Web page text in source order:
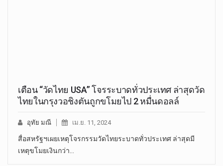
เตือน “วัดไทย USA” โจรระบาดทั่วประเทศ ล่าสุดวัด
ไทยในกรุงวอชิงตันถูกขโมยไป 2 หมื่นดอลล์
อุทัย มณี เม.ย. 11, 2024
สื่อสหรัฐฯเผยเหตุโจรกรรมวัดไทยระบาดทั่วประเทศ ล่าสุดมี
เหตุขโมยเงินกว่า…